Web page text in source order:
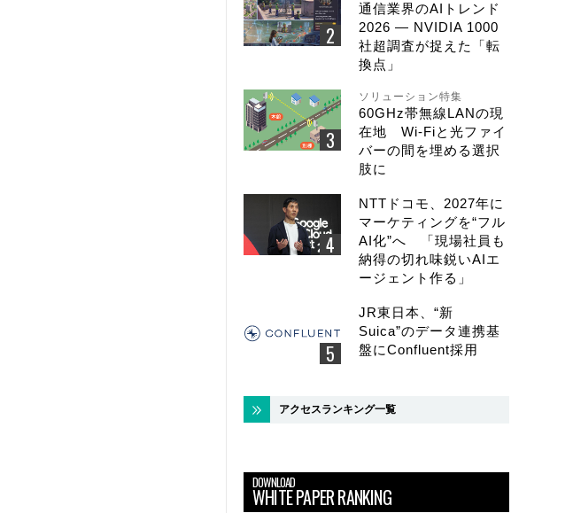
通信業界のAIトレンド
2026 ― NVIDIA 1000
社超調査が捉えた「転
換点」
ソリューション特集
60GHz帯無線LANの現
在地 Wi-Fiと光ファイ
バーの間を埋める選択
肢に
NTTドコモ、2027年に
マーケティングを“フル
AI化”へ 「現場社員も
納得の切れ味鋭いAIエ
ージェント作る」
JR東日本、“新
Suica”のデータ連携基
盤にConfluent採用
アクセスランキング一覧
DOWNLOAD
WHITE PAPER RANKING